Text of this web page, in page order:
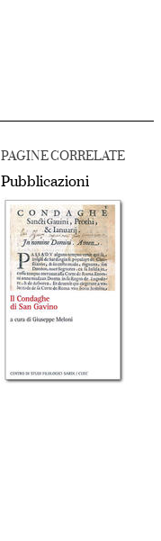
PAGINE CORRELATE
Pubblicazioni